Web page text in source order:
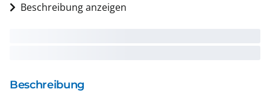
Beschreibung anzeigen
Beschreibung